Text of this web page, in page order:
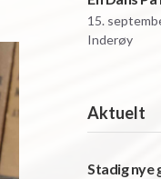
15.
Inderøy
Aktuelt
Stadig nye